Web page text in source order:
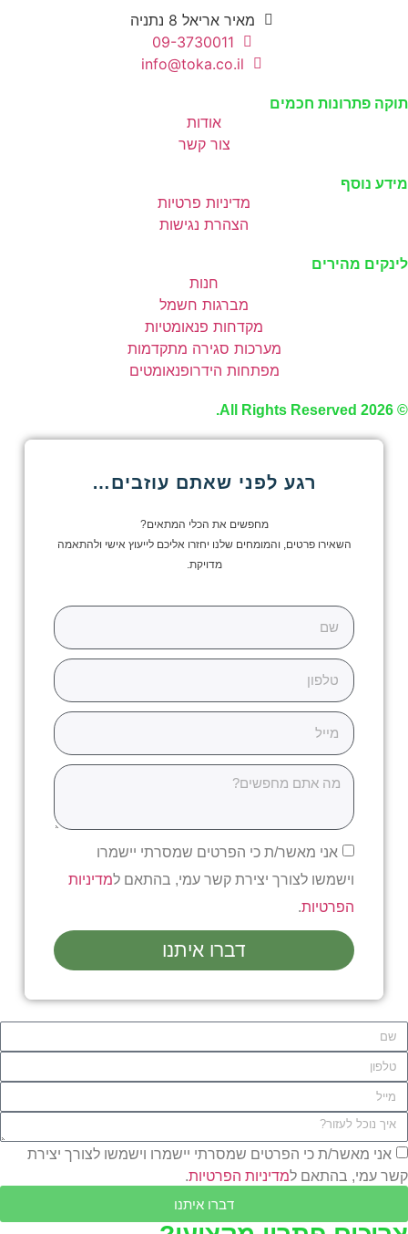
מאיר אריאל 8 נתניה
09-3730011
info@toka.co.il
תוקה פתרונות חכמים
אודות
צור קשר
מידע נוסף
מדיניות פרטיות
הצהרת נגישות
לינקים מהירים
חנות
מברגות חשמל
מקדחות פנאומטיות
מערכות סגירה מתקדמות
מפתחות הידרופנאומטים
© 2026 All Rights Reserved.
רגע לפני שאתם עוזבים…
מחפשים את הכלי המתאים?
השאירו פרטים, והמומחים שלנו יחזרו אליכם לייעוץ אישי ולהתאמה
מדויקת.
אני מאשר/ת כי הפרטים שמסרתי יישמרו
וישמשו לצורך יצירת קשר עמי, בהתאם למדיניות
הפרטיות.
דברו איתנו
אני מאשר/ת כי הפרטים שמסרתי יישמרו וישמשו לצורך יצירת
קשר עמי, בהתאם למדיניות הפרטיות.
דברו איתנו